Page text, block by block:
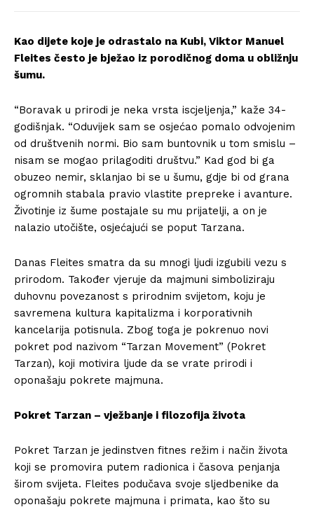
Kao dijete koje je odrastalo na Kubi, Viktor Manuel
Fleites često je bježao iz porodičnog doma u obližnju
šumu.
“Boravak u prirodi je neka vrsta iscjeljenja,” kaže 34-
godišnjak. “Oduvijek sam se osjećao pomalo odvojenim
od društvenih normi. Bio sam buntovnik u tom smislu –
nisam se mogao prilagoditi društvu.” Kad god bi ga
obuzeo nemir, sklanjao bi se u šumu, gdje bi od grana
ogromnih stabala pravio vlastite prepreke i avanture.
Životinje iz šume postajale su mu prijatelji, a on je
nalazio utočište, osjećajući se poput Tarzana.
Danas Fleites smatra da su mnogi ljudi izgubili vezu s
prirodom. Također vjeruje da majmuni simboliziraju
duhovnu povezanost s prirodnim svijetom, koju je
savremena kultura kapitalizma i korporativnih
kancelarija potisnula. Zbog toga je pokrenuo novi
pokret pod nazivom “Tarzan Movement” (Pokret
Tarzan), koji motivira ljude da se vrate prirodi i
oponašaju pokrete majmuna.
Pokret Tarzan – vježbanje i filozofija života
Pokret Tarzan je jedinstven fitnes režim i način života
koji se promovira putem radionica i časova penjanja
širom svijeta. Fleites podučava svoje sljedbenike da
oponašaju pokrete majmuna i primata, kao što su